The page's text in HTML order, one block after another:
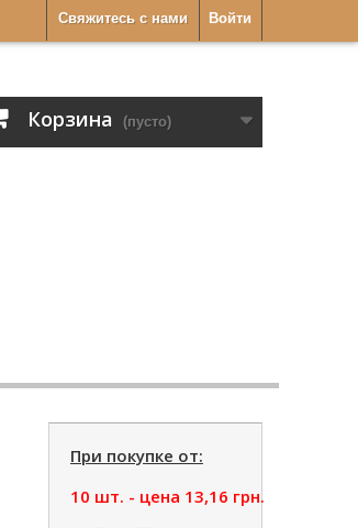
Войти
Свяжитесь с нами
Корзина (пусто)
При покупке от:
10 шт. - цена 13,16 грн.